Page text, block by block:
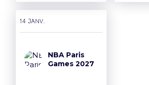
14 janv.
NBA Paris
Games 2027